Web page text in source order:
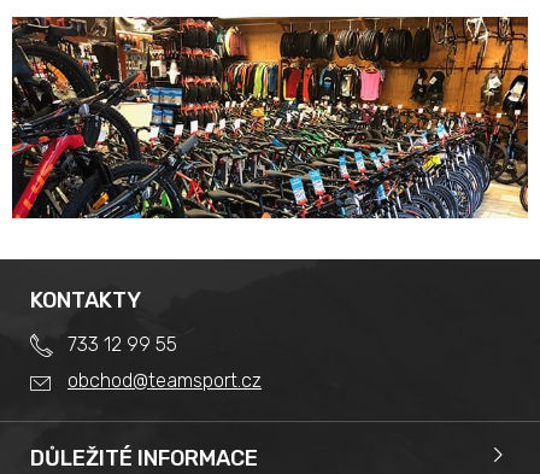
DŮLEŽITÉ INFORMACE
KONTAKTY
733 12 99 55
obchod@teamsport.cz